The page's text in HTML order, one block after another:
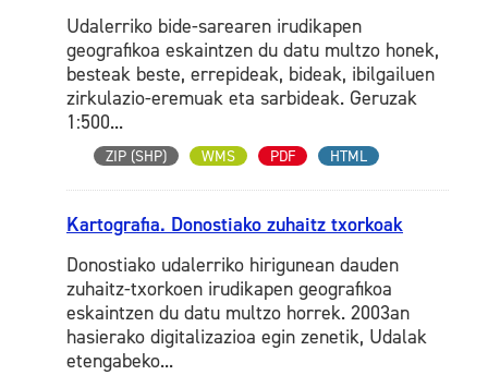
Udalerriko bide-sarearen irudikapen
geografikoa eskaintzen du datu multzo honek,
besteak beste, errepideak, bideak, ibilgailuen
zirkulazio-eremuak eta sarbideak. Geruzak
1:500...
ZIP (SHP) WMS PDF HTML
Kartografia. Donostiako zuhaitz txorkoak
Donostiako udalerriko hirigunean dauden
zuhaitz-txorkoen irudikapen geografikoa
eskaintzen du datu multzo horrek. 2003an
hasierako digitalizazioa egin zenetik, Udalak
etengabeko...